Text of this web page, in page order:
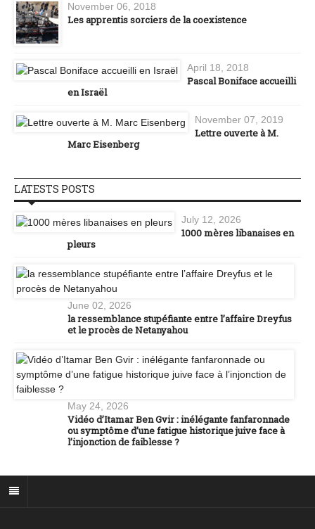
November 06, 2018
Les apprentis sorciers de la coexistence
April 18, 2018
Pascal Boniface accueilli
en Israël
November 07, 2019
Lettre ouverte à M.
Marc Eisenberg
LATESTS POSTS
July 12, 2026
1000 mères libanaises en
pleurs
June 02, 2026
la ressemblance stupéfiante entre l’affaire Dreyfus
et le procès de Netanyahou
May 24, 2026
Vidéo d’Itamar Ben Gvir : inélégante fanfaronnade
ou symptôme d’une fatigue historique juive face à
l’injonction de faiblesse ?